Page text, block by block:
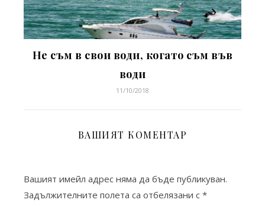
Не съм в свои води, когато съм във
води
11/10/2018
ВАШИЯТ КОМЕНТАР
Вашият имейл адрес няма да бъде публикуван.
Задължителните полета са отбелязани с *